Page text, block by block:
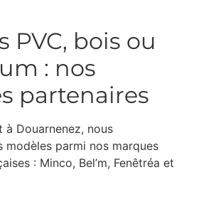
PVC, bois ou
: nos
partenaires
Douarnenez, nous
modèles parmi nos marques
: Minco, Bel’m, Fenêtréa et